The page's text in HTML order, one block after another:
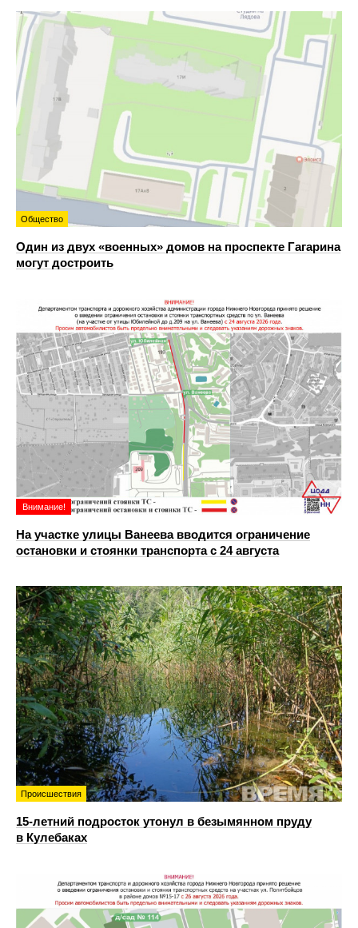
Общество
Один из двух «военных» домов на проспекте Гагарина
могут достроить
Внимание!
На участке улицы Ванеева вводится ограничение
остановки и стоянки транспорта с 24 августа
Происшествия
15-летний подросток утонул в безымянном пруду
в Кулебаках